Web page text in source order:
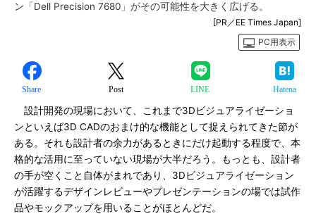
ン「Dell Precision 7680」がその可能性を大きく広げる。
[PR／EE Times Japan]
PC用表示
Share Post LINE Hatena
設計開発の現場において、これまで3Dビジュアライゼーショ
ンといえば3D CADのおまけ的な機能として捉えられてきた節が
ある。それも設計者の余力があるときにだけ起動する程度で、本
格的な活用に至っていない現場が大半だろう。もっとも、設計者
の手が空くこと自体がまれであり、3Dビジュアライゼーション
が活躍するデザインレビューやプレゼンテーションの場では試作
品やモックアップを用いることがほとんどだ。